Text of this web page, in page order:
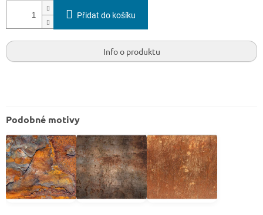
Přidat do košíku
Info o produktu
Podobné motivy